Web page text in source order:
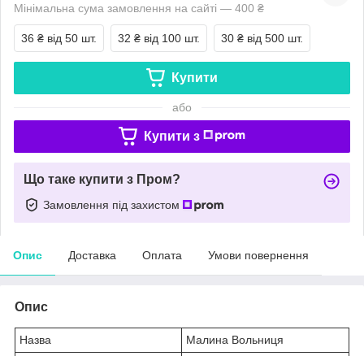
Мінімальна сума замовлення на сайті — 400 ₴
36 ₴ від 50 шт. 32 ₴ від 100 шт. 30 ₴ від 500 шт.
Купити
або
Купити з
Що таке купити з Пром?
Замовлення під захистом
Опис Доставка Оплата Умови повернення
Опис
Назва
Малина Вольниця